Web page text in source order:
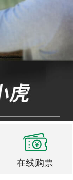
码
2
在线购票